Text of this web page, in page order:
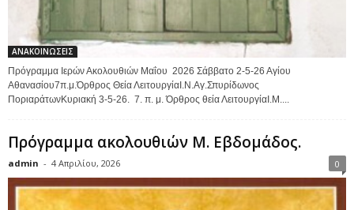
ΑΝΑΚΟΙΝΩΣΕΙΣ
Πρόγραμμα Ιερών Ακολουθιών Μαΐου 2026 Σάββατο 2-5-26 Αγίου
Αθανασίου7π.μ.Όρθρος Θεία ΛειτουργίαΙ.Ν.Αγ.Σπυρίδωνος
ΠοριαράτωνΚυριακή 3-5-26. 7. π. μ. Όρθρος θεία ΛειτουργίαΙ.Μ....
Πρόγραμμα ακολουθιών Μ. Εβδομάδος.
admin - 4 Απριλίου, 2026 0